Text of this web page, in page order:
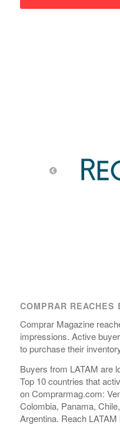
COMPRAR REACHES
Comprar Magazine
impressions. Active
to purchase their
Buyers from LATAM are
Top 10 countries that
on Comprarmag.com:
Colombia, Panama,
Argentina. Reach LATAM